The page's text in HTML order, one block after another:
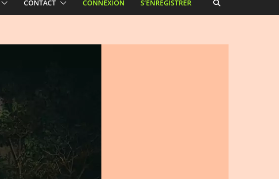
CONTACT CONNEXION S’ENREGISTRER